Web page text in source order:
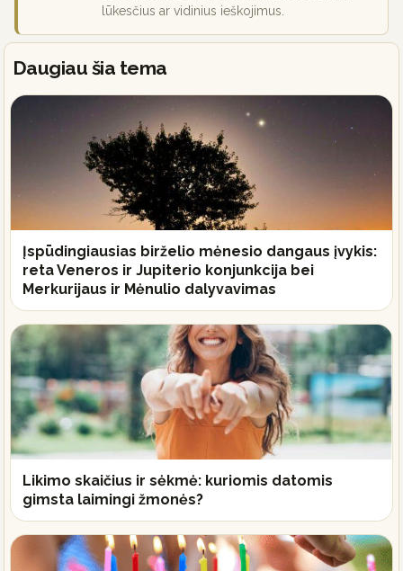
lūkesčius ar vidinius ieškojimus.
Daugiau šia tema
Įspūdingiausias birželio mėnesio dangaus įvykis:
reta Veneros ir Jupiterio konjunkcija bei
Merkurijaus ir Mėnulio dalyvavimas
Likimo skaičius ir sėkmė: kuriomis datomis
gimsta laimingi žmonės?